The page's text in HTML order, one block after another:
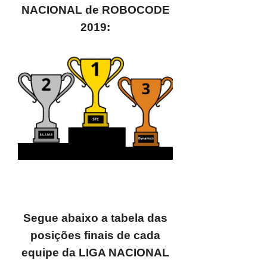
NACIONAL de ROBOCODE
2019:
Segue abaixo a tabela das
posições finais de cada
equipe da LIGA NACIONAL